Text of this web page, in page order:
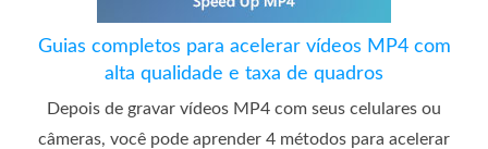
Guias completos para acelerar vídeos MP4 com
alta qualidade e taxa de quadros
Depois de gravar vídeos MP4 com seus celulares ou
câmeras, você pode aprender 4 métodos para acelerar